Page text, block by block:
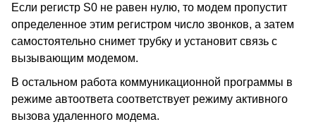
Если регистр S0 не равен нулю, то модем пропустит
определенное этим регистром число звонков, а затем
самостоятельно снимет трубку и установит связь с
вызывающим модемом.
В остальном работа коммуникационной программы в
режиме автоответа соответствует режиму активного
вызова удаленного модема.